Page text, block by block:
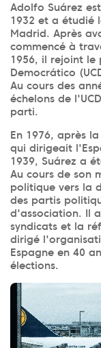
Adolfo Suárez
1932 et a étudié
Madrid. Après
commencé à
1956, il rejoint le
Democrático
Au cours des
échelons de
parti.
En 1976, après
qui dirigeait
1939, Suárez a
Au cours de son
politique vers la
des partis
d'association. Il
syndicats et la
dirigé
Espagne en 40
élections.